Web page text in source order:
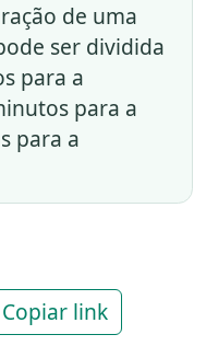
de uma
ser dividida
para a
para a
para a
Copiar link